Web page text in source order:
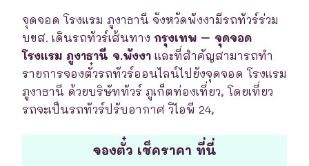
จุดจอด โรงแรม ภูงาธานี จังหวัดพังงามีรถทัวร์ร่วม
บขส. เดินรถทัวร์เส้นทาง กรุงเทพ – จุดจอด
โรงแรม ภูงาธานี จ.พังงา และที่สำคัญสามารถทำ
รายการจองตั๋วรถทัวร์ออนไลน์ไปยังจุดจอด โรงแรม
ภูงาธานี ด้วยบริษัททัวร์ ภูเก็ตท่องเที่ยว, โดยเที่ยว
รถจะเป็นรถทัวร์ปรับอากาศ วิไอพี 24,
จองตั๋ว เช็คราคา ที่นี่